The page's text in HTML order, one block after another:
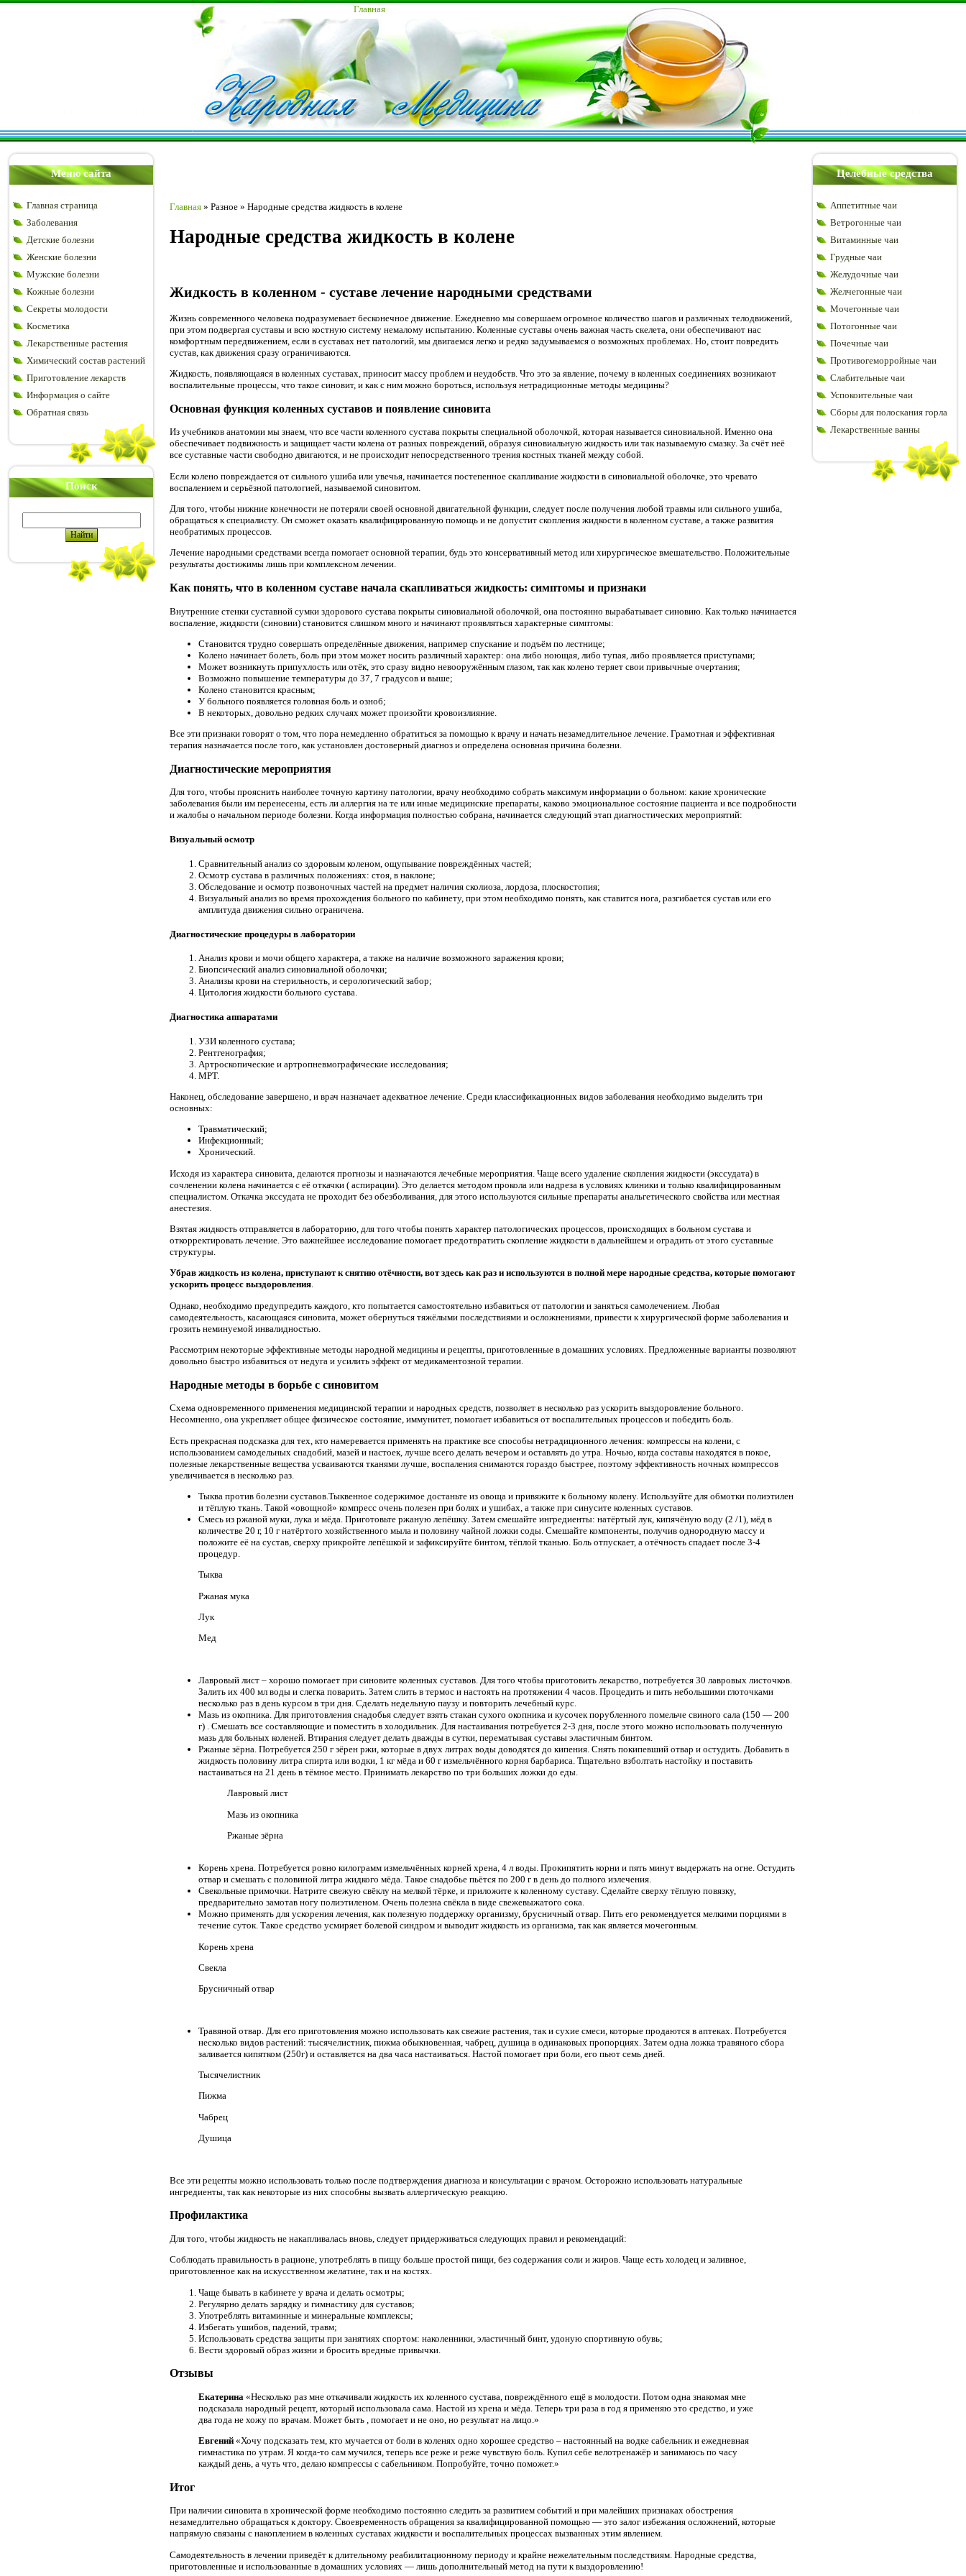
Главная
Меню сайта
Главная страница
Заболевания
Детские болезни
Женские болезни
Мужские болезни
Кожные болезни
Секреты молодости
Косметика
Лекарственные растения
Химический состав растений
Приготовление лекарств
Информация о сайте
Обратная связь
Поиск
Главная » Разное » Народные средства жидкость в колене
Народные средства жидкость в колене
Жидкость в коленном - суставе лечение народными средствами
Жизнь современного человека подразумевает бесконечное движение. Ежедневно мы совершаем огромное количество шагов и различных телодвижений,
при этом подвергая суставы и всю костную систему немалому испытанию. Коленные суставы очень важная часть скелета, они обеспечивают нас
комфортным передвижением, если в суставах нет патологий, мы двигаемся легко и редко задумываемся о возможных проблемах. Но, стоит повредить
сустав, как движения сразу ограничиваются.
Жидкость, появляющаяся в коленных суставах, приносит массу проблем и неудобств. Что это за явление, почему в коленных соединениях возникают
воспалительные процессы, что такое синовит, и как с ним можно бороться, используя нетрадиционные методы медицины?
Основная функция коленных суставов и появление синовита
Из учебников анатомии мы знаем, что все части коленного сустава покрыты специальной оболочкой, которая называется синовиальной. Именно она
обеспечивает подвижность и защищает части колена от разных повреждений, образуя синовиальную жидкость или так называемую смазку. За счёт неё
все суставные части свободно двигаются, и не происходит непосредственного трения костных тканей между собой.
Если колено повреждается от сильного ушиба или увечья, начинается постепенное скапливание жидкости в синовиальной оболочке, это чревато
воспалением и серьёзной патологией, называемой синовитом.
Для того, чтобы нижние конечности не потеряли своей основной двигательной функции, следует после получения любой травмы или сильного ушиба,
обращаться к специалисту. Он сможет оказать квалифицированную помощь и не допустит скопления жидкости в коленном суставе, а также развития
необратимых процессов.
Лечение народными средствами всегда помогает основной терапии, будь это консервативный метод или хирургическое вмешательство. Положительные
результаты достижимы лишь при комплексном лечении.
Как понять, что в коленном суставе начала скапливаться жидкость: симптомы и признаки
Внутренние стенки суставной сумки здорового сустава покрыты синовиальной оболочкой, она постоянно вырабатывает синовию. Как только начинается
воспаление, жидкости (синовии) становится слишком много и начинают проявляться характерные симптомы:
Становится трудно совершать определённые движения, например спускание и подъём по лестнице;
Колено начинает болеть, боль при этом может носить различный характер: она либо ноющая, либо тупая, либо проявляется приступами;
Может возникнуть припухлость или отёк, это сразу видно невооружённым глазом, так как колено теряет свои привычные очертания;
Возможно повышение температуры до 37, 7 градусов и выше;
Колено становится красным;
У больного появляется головная боль и озноб;
В некоторых, довольно редких случаях может произойти кровоизлияние.
Все эти признаки говорят о том, что пора немедленно обратиться за помощью к врачу и начать незамедлительное лечение. Грамотная и эффективная
терапия назначается после того, как установлен достоверный диагноз и определена основная причина болезни.
Диагностические мероприятия
Для того, чтобы прояснить наиболее точную картину патологии, врачу необходимо собрать максимум информации о больном: какие хронические
заболевания были им перенесены, есть ли аллергия на те или иные медицинские препараты, каково эмоциональное состояние пациента и все подробности
и жалобы о начальном периоде болезни. Когда информация полностью собрана, начинается следующий этап диагностических мероприятий:
Визуальный осмотр
Сравнительный анализ со здоровым коленом, ощупывание повреждённых частей;
Осмотр сустава в различных положениях: стоя, в наклоне;
Обследование и осмотр позвоночных частей на предмет наличия сколиоза, лордоза, плоскостопия;
Визуальный анализ во время прохождения больного по кабинету, при этом необходимо понять, как ставится нога, разгибается сустав или его
амплитуда движения сильно ограничена.
Диагностические процедуры в лаборатории
Анализ крови и мочи общего характера, а также на наличие возможного заражения крови;
Биопсический анализ синовиальной оболочки;
Анализы крови на стерильность, и серологический забор;
Цитология жидкости больного сустава.
Диагностика аппаратами
УЗИ коленного сустава;
Рентгенография;
Артроскопические и артропневмографические исследования;
МРТ.
Наконец, обследование завершено, и врач назначает адекватное лечение. Среди классификационных видов заболевания необходимо выделить три
основных:
Травматический;
Инфекционный;
Хронический.
Исходя из характера синовита, делаются прогнозы и назначаются лечебные мероприятия. Чаще всего удаление скопления жидкости (экссудата) в
сочленении колена начинается с её откачки ( аспирации). Это делается методом прокола или надреза в условиях клиники и только квалифицированным
специалистом. Откачка экссудата не проходит без обезболивания, для этого используются сильные препараты анальгетического свойства или местная
анестезия.
Взятая жидкость отправляется в лабораторию, для того чтобы понять характер патологических процессов, происходящих в больном сустава и
откорректировать лечение. Это важнейшее исследование помогает предотвратить скопление жидкости в дальнейшем и оградить от этого суставные
структуры.
Убрав жидкость из колена, приступают к снятию отёчности, вот здесь как раз и используются в полной мере народные средства, которые помогают
ускорить процесс выздоровления.
Однако, необходимо предупредить каждого, кто попытается самостоятельно избавиться от патологии и заняться самолечением. Любая
самодеятельность, касающаяся синовита, может обернуться тяжёлыми последствиями и осложнениями, привести к хирургической форме заболевания и
грозить неминуемой инвалидностью.
Рассмотрим некоторые эффективные методы народной медицины и рецепты, приготовленные в домашних условиях. Предложенные варианты позволяют
довольно быстро избавиться от недуга и усилить эффект от медикаментозной терапии.
Народные методы в борьбе с синовитом
Схема одновременного применения медицинской терапии и народных средств, позволяет в несколько раз ускорить выздоровление больного.
Несомненно, она укрепляет общее физическое состояние, иммунитет, помогает избавиться от воспалительных процессов и победить боль.
Есть прекрасная подсказка для тех, кто намеревается применять на практике все способы нетрадиционного лечения: компрессы на колени, с
использованием самодельных снадобий, мазей и настоек, лучше всего делать вечером и оставлять до утра. Ночью, когда составы находятся в покое,
полезные лекарственные вещества усваиваются тканями лучше, воспаления снимаются гораздо быстрее, поэтому эффективность ночных компрессов
увеличивается в несколько раз.
Тыква против болезни суставов.Тыквенное содержимое достаньте из овоща и привяжите к больному колену. Используйте для обмотки полиэтилен
и тёплую ткань. Такой «овощной» компресс очень полезен при болях и ушибах, а также при синусите коленных суставов.
Смесь из ржаной муки, лука и мёда. Приготовьте ржаную лепёшку. Затем смешайте ингредиенты: натёртый лук, кипячёную воду (2 /1), мёд в
количестве 20 г, 10 г натёртого хозяйственного мыла и половину чайной ложки соды. Смешайте компоненты, получив однородную массу и
положите её на сустав, сверху прикройте лепёшкой и зафиксируйте бинтом, тёплой тканью. Боль отпускает, а отёчность спадает после 3-4
процедур.
Тыква
Ржаная мука
Лук
Мед
Лавровый лист – хорошо помогает при синовите коленных суставов. Для того чтобы приготовить лекарство, потребуется 30 лавровых листочков.
Залить их 400 мл воды и слегка поварить. Затем слить в термос и настоять на протяжении 4 часов. Процедить и пить небольшими глоточками
несколько раз в день курсом в три дня. Сделать недельную паузу и повторить лечебный курс.
Мазь из окопника. Для приготовления снадобья следует взять стакан сухого окопника и кусочек порубленного помельче свиного сала (150 — 200
г) . Смешать все составляющие и поместить в холодильник. Для настаивания потребуется 2-3 дня, после этого можно использовать полученную
мазь для больных коленей. Втирания следует делать дважды в сутки, перематывая суставы эластичным бинтом.
Ржаные зёрна. Потребуется 250 г зёрен ржи, которые в двух литрах воды доводятся до кипения. Снять покипевший отвар и остудить. Добавить в
жидкость половину литра спирта или водки, 1 кг мёда и 60 г измельчённого корня барбариса. Тщательно взболтать настойку и поставить
настаиваться на 21 день в тёмное место. Принимать лекарство по три больших ложки до еды.
Лавровый лист
Мазь из окопника
Ржаные зёрна
Корень хрена. Потребуется ровно килограмм измельчённых корней хрена, 4 л воды. Прокипятить корни и пять минут выдержать на огне. Остудить
отвар и смешать с половиной литра жидкого мёда. Такое снадобье пьётся по 200 г в день до полного излечения.
Свекольные примочки. Натрите свежую свёклу на мелкой тёрке, и приложите к коленному суставу. Сделайте сверху тёплую повязку,
предварительно замотав ногу полиэтиленом. Очень полезна свёкла в виде свежевыжатого сока.
Можно применять для ускорения лечения, как полезную поддержку организму, брусничный отвар. Пить его рекомендуется мелкими порциями в
течение суток. Такое средство усмиряет болевой синдром и выводит жидкость из организма, так как является мочегонным.
Корень хрена
Свекла
Брусничный отвар
Травяной отвар. Для его приготовления можно использовать как свежие растения, так и сухие смеси, которые продаются в аптеках. Потребуется
несколько видов растений: тысячелистник, пижма обыкновенная, чабрец, душица в одинаковых пропорциях. Затем одна ложка травяного сбора
заливается кипятком (250г) и оставляется на два часа настаиваться. Настой помогает при боли, его пьют семь дней.
Тысячелистник
Пижма
Чабрец
Душица
Все эти рецепты можно использовать только после подтверждения диагноза и консультации с врачом. Осторожно использовать натуральные
ингредиенты, так как некоторые из них способны вызвать аллергическую реакцию.
Профилактика
Для того, чтобы жидкость не накапливалась вновь, следует придерживаться следующих правил и рекомендаций:
Соблюдать правильность в рационе, употреблять в пищу больше простой пищи, без содержания соли и жиров. Чаще есть холодец и заливное,
приготовленное как на искусственном желатине, так и на костях.
Чаще бывать в кабинете у врача и делать осмотры;
Регулярно делать зарядку и гимнастику для суставов;
Употреблять витаминные и минеральные комплексы;
Избегать ушибов, падений, травм;
Использовать средства защиты при занятиях спортом: наколенники, эластичный бинт, удоную спортивную обувь;
Вести здоровый образ жизни и бросить вредные привычки.
Отзывы
Екатерина «Несколько раз мне откачивали жидкость их коленного сустава, повреждённого ещё в молодости. Потом одна знакомая мне
подсказала народный рецепт, который использовала сама. Настой из хрена и мёда. Теперь три раза в год я применяю это средство, и уже
два года не хожу по врачам. Может быть , помогает и не оно, но результат на лицо.»
Евгений «Хочу подсказать тем, кто мучается от боли в коленях одно хорошее средство – настоянный на водке сабельник и ежедневная
гимнастика по утрам. Я когда-то сам мучился, теперь все реже и реже чувствую боль. Купил себе велотренажёр и занимаюсь по часу
каждый день, а чуть что, делаю компрессы с сабельником. Попробуйте, точно поможет.»
Итог
При наличии синовита в хронической форме необходимо постоянно следить за развитием событий и при малейших признаках обострения
незамедлительно обращаться к доктору. Своевременность обращения за квалифицированной помощью — это залог избежания осложнений, которые
напрямую связаны с накоплением в коленных суставах жидкости и воспалительных процессах вызванных этим явлением.
Самодеятельность в лечении приведёт к длительному реабилитационному периоду и крайне нежелательным последствиям. Народные средства,
приготовленные и использованные в домашних условиях — лишь дополнительный метод на пути к выздоровлению!
Целебные средства
Аппетитные чаи
Ветрогонные чаи
Витаминные чаи
Грудные чаи
Желудочные чаи
Желчегонные чаи
Мочегонные чаи
Потогонные чаи
Почечные чаи
Противогеморройные чаи
Слабительные чаи
Успокоительные чаи
Сборы для полоскания горла
Лекарственные ванны